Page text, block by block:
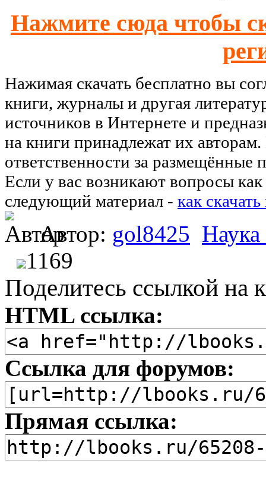
Нажмите сюда чтобы
Нажимая скачать бесплатно вы
книги, журналы и другая
источников в Интернете и
на книги принадлежат их
ответственности за размещённые
Если у вас возникают вопросы как
следующий материал - как
Автор: gol8425 Наука
1169
Поделитесь ссылкой на
HTML ссылка:
Ссылка для форумов:
Прямая ссылка: